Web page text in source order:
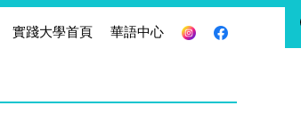
實踐大學首頁 華語中心